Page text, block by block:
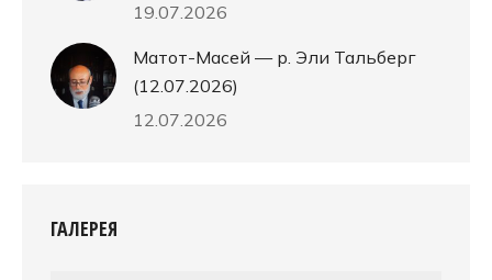
19.07.2026
Матот-Масей — р. Эли Тальберг
(12.07.2026)
12.07.2026
ГАЛЕРЕЯ